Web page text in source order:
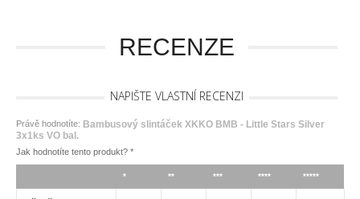
RECENZE
NAPIŠTE VLASTNÍ RECENZI
Právě hodnotíte: Bambusový slintáček XKKO BMB - Little Stars Silver
3x1ks VO bal.
Jak hodnotíte tento produkt? *
* ** *** **** *****